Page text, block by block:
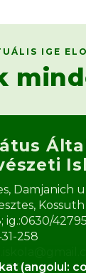
IGE
Damjanich u.
Kossuth
ig.:0630/
258
(angolul: